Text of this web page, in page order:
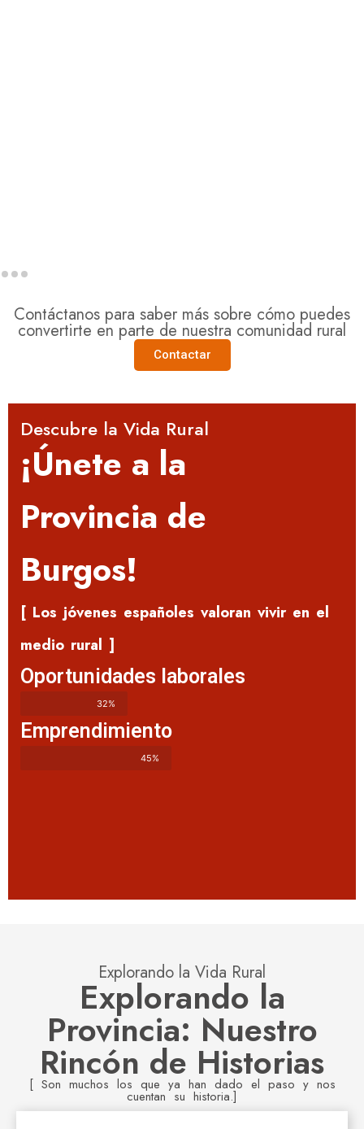
Contáctanos para saber más sobre cómo puedes
convertirte en parte de nuestra comunidad rural
Contactar
Descubre la Vida Rural
¡Únete a la
Provincia de
Burgos!
[ Los jóvenes españoles valoran vivir en el
medio rural ]
Oportunidades laborales
32%
Emprendimiento
45%
Explorando la Vida Rural
Explorando la
Provincia: Nuestro
Rincón de Historias
[ Son muchos los que ya han dado el paso y nos
cuentan su historia.]